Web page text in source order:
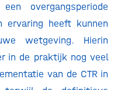
overgangsperiode
ervaring heeft kunnen
wetgeving. Hierin
in de praktijk nog veel
van de CTR in